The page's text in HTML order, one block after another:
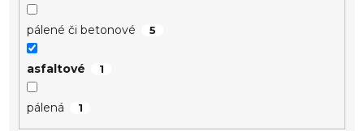
pálené či betonové 5
asfaltové 1
pálená 1